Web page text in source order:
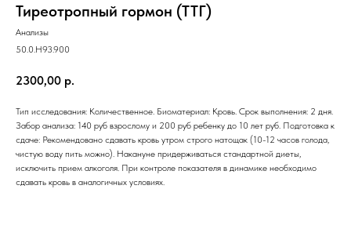
Тиреотропный гормон (ТТГ)
Анализы
50.0.H93.900
2300,00 р.
Тип исследования: Количественное. Биоматериал: Кровь. Срок выполнения: 2 дня.
Забор анализа: 140 руб взрослому и 200 руб ребенку до 10 лет руб. Подготовка к
сдаче: Рекомендовано сдавать кровь утром строго натощак (10-12 часов голода,
чистую воду пить можно). Накануне придерживаться стандартной диеты,
исключить прием алкоголя. При контроле показателя в динамике необходимо
сдавать кровь в аналогичных условиях.